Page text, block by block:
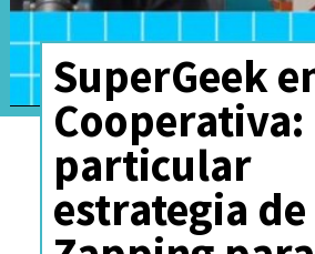
SuperGeek
Cooperativa:
particular
estrategia de